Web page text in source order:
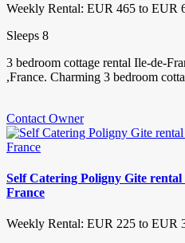
Weekly Rental: EUR 465 to EUR
Sleeps 8
3 bedroom cottage rental Ile-de-
,France. Charming 3 bedroom
Contact Owner
Self Catering Poligny Gite
France
Weekly Rental: EUR 225 to EUR